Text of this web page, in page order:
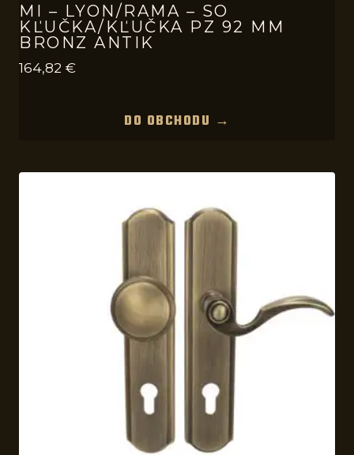
MI – LYON/RAMA – SO
KĽUČKA/KĽUČKA PZ 92 MM
BRONZ ANTIK
164,82 €
DO OBCHODU →